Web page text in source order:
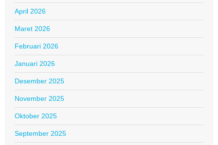
April 2026
Maret 2026
Februari 2026
Januari 2026
Desember 2025
November 2025
Oktober 2025
September 2025